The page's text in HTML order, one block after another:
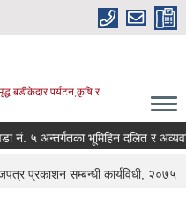
बडीकेदार पर्यटन,कृषि र
नं. ५ अन्तर्गतका भूमिहिन दलित र
प्रकाशन सम्बन्धी कार्यविधी, २०७५